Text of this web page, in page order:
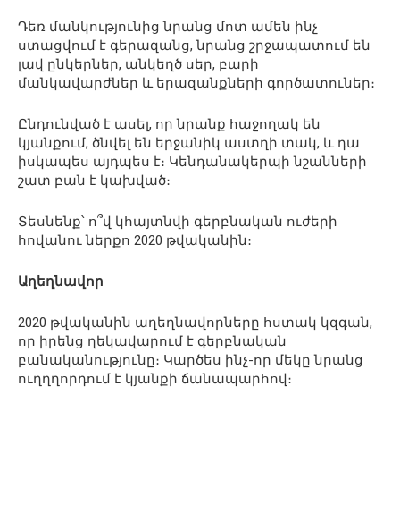
Դեռ մանկությունից նրանց մոտ ամեն ինչ
ստացվում է գերազանց, նրանց շրջապատում են
լավ ընկերներ, անկեղծ սեր, բարի
մանկավարժներ և երազանքների գործատուներ։
Ընդունված է ասել, որ նրանք հաջողակ են
կյանքում, ծնվել են երջանիկ աստղի տակ, և դա
իսկապես այդպես է։ Կենդանակերպի նշանների
շատ բան է կախված։
Տեսնենք՝ ո՞վ կհայտնվի գերբնական ուժերի
հովանու ներքո 2020 թվականին։
Աղեղնավոր
2020 թվականին աղեղնավորները հստակ կզգան,
որ իրենց ղեկավարում է գերբնական
բանականությունը։ Կարծես ինչ-որ մեկը նրանց
ուղղղորդում է կյանքի ճանապարհով։